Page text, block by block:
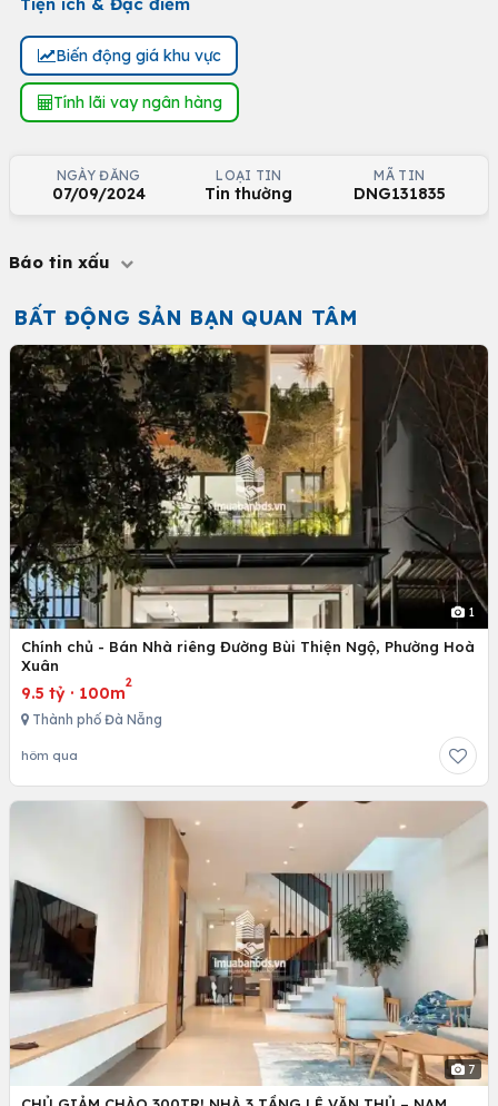
Biến động giá khu vực
Tính lãi vay ngân hàng
NGÀY ĐĂNG
07/09/2024
LOẠI TIN
Tin thường
MÃ TIN
DNG131835
Báo tin xấu
BẤT ĐỘNG SẢN BẠN QUAN TÂM
1
Chính chủ - Bán Nhà riêng Đường Bùi Thiện Ngộ, Phường Hoà
Xuân
9.5 tỷ · 100m
2
Thành phố Đà Nẵng
hôm qua
7